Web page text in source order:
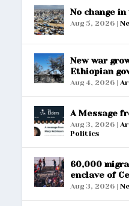
No change
Aug 5, 2026 |
New war
Ethiopian
Aug 4, 2026 |
A Message
Aug 3, 2026 |
Politics
60,000
enclave of
Aug 3, 2026 |